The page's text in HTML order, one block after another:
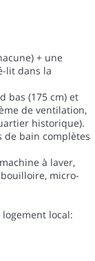
+ une
lit dans la
bas (175 cm) et
de ventilation,
historique).
de bain complètes
à laver,
micro-
local: